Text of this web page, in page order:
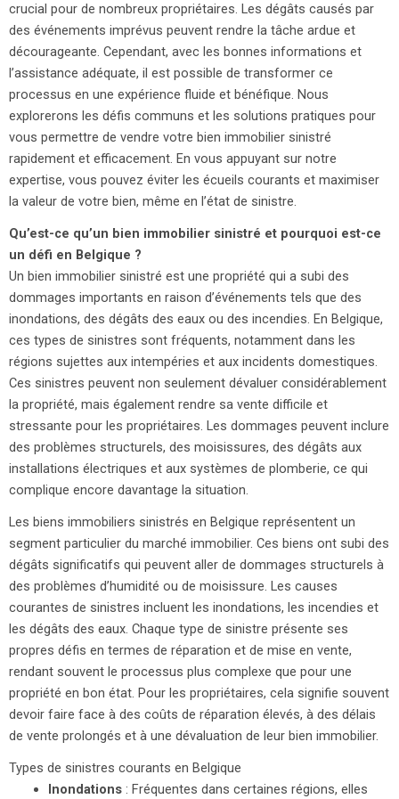
crucial pour de nombreux propriétaires. Les dégâts causés par
des événements imprévus peuvent rendre la tâche ardue et
décourageante. Cependant, avec les bonnes informations et
l’assistance adéquate, il est possible de transformer ce
processus en une expérience fluide et bénéfique. Nous
explorerons les défis communs et les solutions pratiques pour
vous permettre de vendre votre bien immobilier sinistré
rapidement et efficacement. En vous appuyant sur notre
expertise, vous pouvez éviter les écueils courants et maximiser
la valeur de votre bien, même en l’état de sinistre.
Qu’est-ce qu’un bien immobilier sinistré et pourquoi est-ce
un défi en Belgique ?
Un bien immobilier sinistré est une propriété qui a subi des
dommages importants en raison d’événements tels que des
inondations, des dégâts des eaux ou des incendies. En Belgique,
ces types de sinistres sont fréquents, notamment dans les
régions sujettes aux intempéries et aux incidents domestiques.
Ces sinistres peuvent non seulement dévaluer considérablement
la propriété, mais également rendre sa vente difficile et
stressante pour les propriétaires. Les dommages peuvent inclure
des problèmes structurels, des moisissures, des dégâts aux
installations électriques et aux systèmes de plomberie, ce qui
complique encore davantage la situation.
Les biens immobiliers sinistrés en Belgique représentent un
segment particulier du marché immobilier. Ces biens ont subi des
dégâts significatifs qui peuvent aller de dommages structurels à
des problèmes d’humidité ou de moisissure. Les causes
courantes de sinistres incluent les inondations, les incendies et
les dégâts des eaux. Chaque type de sinistre présente ses
propres défis en termes de réparation et de mise en vente,
rendant souvent le processus plus complexe que pour une
propriété en bon état. Pour les propriétaires, cela signifie souvent
devoir faire face à des coûts de réparation élevés, à des délais
de vente prolongés et à une dévaluation de leur bien immobilier.
Types de sinistres courants en Belgique
Inondations: Fréquentes dans certaines régions, elles